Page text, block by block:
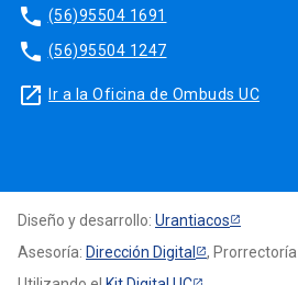
phone (56)95504 1691
phone (56)95504 1247
launch Ir a la Oficina de Ombuds UC
Diseño y desarrollo: Urantiacos
Asesoría: Dirección Digital
, Prorrectoría